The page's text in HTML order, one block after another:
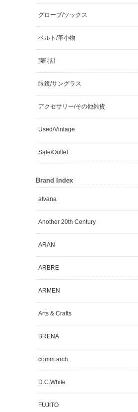
グローブ/ソックス
ベルト/革小物
腕時計
眼鏡/サングラス
アクセサリー/その他雑貨
Used/Vintage
Sale/Outlet
Brand Index
alvana
Another 20th Century
ARAN
ARBRE
ARMEN
Arts & Crafts
BRENA
comm.arch.
D.C.White
FUJITO